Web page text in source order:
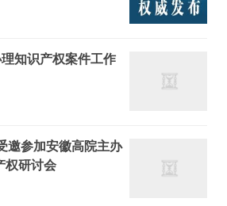
知识产权案件工作
邀参加安徽高院主办
权研讨会